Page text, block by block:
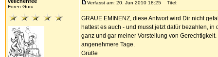
Foren-Guru
Verfasst am: 20. Jun 2010 18:25 Titel:
GRAUE EMINENZ, diese Antwort wird Dir nicht
hattest es auch - und musst jetzt dafür bezahlen,
ganz und gar meiner Vorstellung von
angenehmere Tage.
Grüße